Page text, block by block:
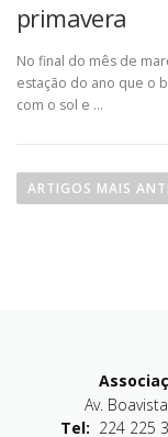
primavera
No final do mês de
estação do ano que o
com o sol e …
ARTIGOS MAIS
Av.
Tel: 224 225